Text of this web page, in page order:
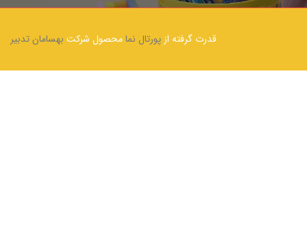
قدرت گرفته از پورتال نمامحصول شرکت بهسامان تدبیر